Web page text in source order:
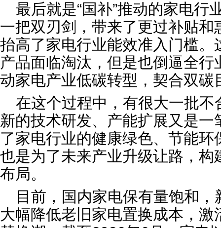
最后就是“国补”推动的家电行
一把双刃剑，带来了更过补贴
抬高了家电行业能效准入门槛
产品面临淘汰，但是也倒逼全
动家电产业低碳转型，契合双碳
在这个过程中，有很大一批
新的技术研发、产能扩展又是
了家电行业的健康绿色、节能
也是为了未来产业升级让路，
布局。
目前，国内家电保有量饱和
大幅降低老旧家电置换成本，